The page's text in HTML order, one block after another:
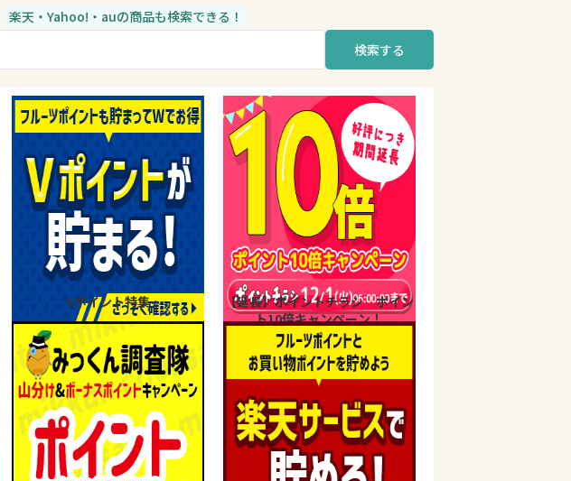
楽天・Yahoo!・auの商品も検索できる！
検索する
Vポイント特集
【延長】ポイントチラシ ポイン
ト10倍キャンペーン！